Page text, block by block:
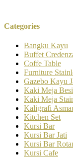
Categories
Bangku Kayu
Buffet
Coffe Table
Furniture
Gazebo Kayu
Kaki Meja Besi
Kaki Meja
Kaligrafi
Kitchen Set
Kursi Bar
Kursi Bar Jati
Kursi Bar
Kursi Cafe